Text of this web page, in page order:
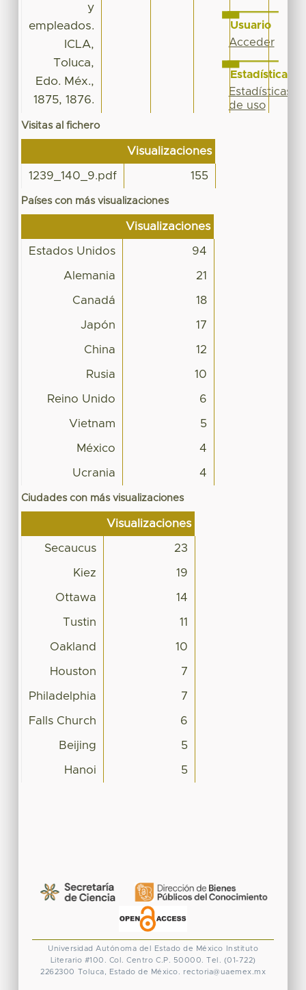
y
empleados.
ICLA,
Toluca,
Edo. Méx.,
1875, 1876.
Visitas al fichero
Visualizaciones
1239_140_9.pdf 155
Países con más visualizaciones
Visualizaciones
Estados Unidos 94
Alemania 21
Canadá 18
Japón 17
China 12
Rusia 10
Reino Unido 6
Vietnam 5
México 4
Ucrania 4
Ciudades con más visualizaciones
Visualizaciones
Secaucus 23
Kiez 19
Ottawa 14
Tustin 11
Oakland 10
Houston 7
Philadelphia 7
Falls Church 6
Beijing 5
Hanoi 5
Usuario
Acceder
Estadísticas
Estadísticas
de uso
Universidad Autónoma del Estado de México
Instituto
Literario #100. Col. Centro C.P. 50000. Tel. (01-722)
2262300 Toluca, Estado de México. rectoria@uaemex.mx